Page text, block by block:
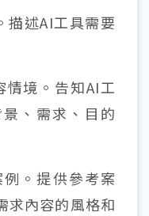
描述AI工具需要
情境。告知AI工
、需求、目的
例。提供參考案
求內容的風格和